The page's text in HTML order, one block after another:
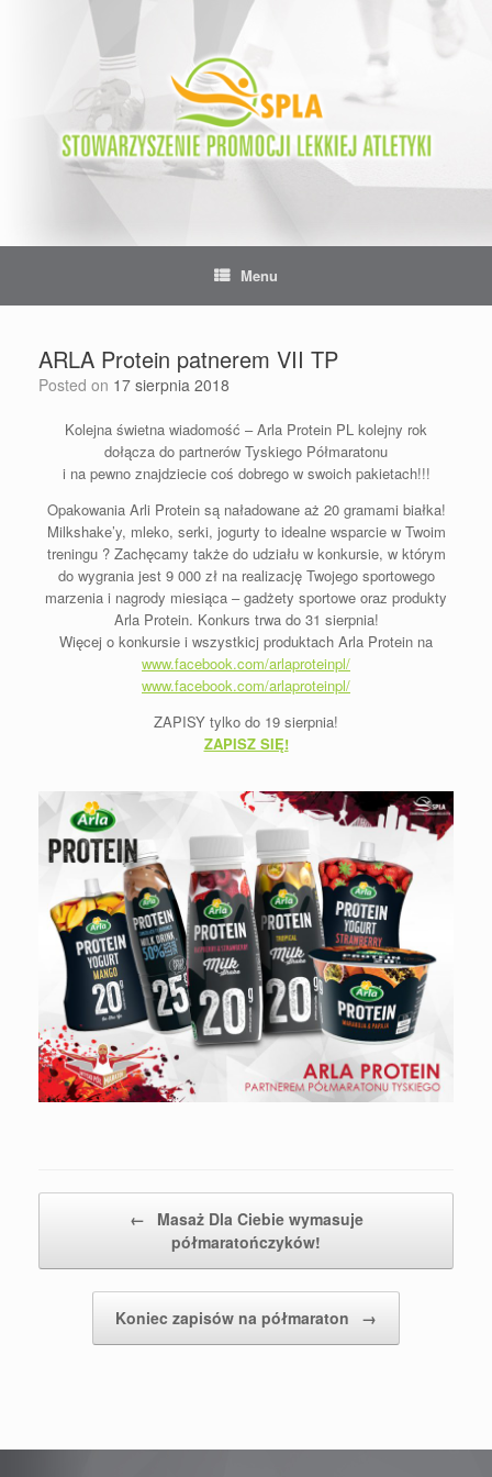
Menu
ARLA Protein patnerem VII TP
Posted on 17 sierpnia 2018
Kolejna świetna wiadomość – Arla Protein PL kolejny rok
dołącza do partnerów Tyskiego Półmaratonu
i na pewno znajdziecie coś dobrego w swoich pakietach!!!
Opakowania Arli Protein są naładowane aż 20 gramami białka!
Milkshake’y, mleko, serki, jogurty to idealne wsparcie w Twoim
treningu ? Zachęcamy także do udziału w konkursie, w którym
do wygrania jest 9 000 zł na realizację Twojego sportowego
marzenia i nagrody miesiąca – gadżety sportowe oraz produkty
Arla Protein. Konkurs trwa do 31 sierpnia!
Więcej o konkursie i wszystkicj produktach Arla Protein na
www.facebook.com/arlaproteinpl/
www.facebook.com/arlaproteinpl/
ZAPISY tylko do 19 sierpnia!
ZAPISZ SIĘ!
←
Masaż Dla Ciebie wymasuje
półmaratończyków!
Koniec zapisów na półmaraton →